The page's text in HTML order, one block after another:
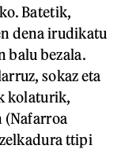
Batetik,
dena irudikatu
balu bezala.
sokaz eta
kolaturik,
(Nafarroa
ttipi